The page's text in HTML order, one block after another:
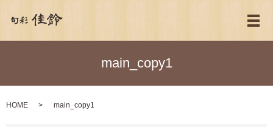
メ
main_copy1
HOME main_copy1